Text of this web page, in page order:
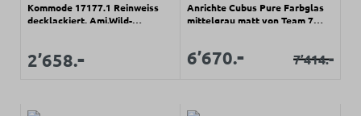
Kommode 17177.1 Reinweiss
decklackiert, Ami.Wild-
Regulärer Preis:
Verkaufspreis:
2’658.-
Anrichte Cubus Pure Farbglas
mittelgrau matt von Team 7
Verkaufspreis:
6’670.- Regulärer
7’414.-